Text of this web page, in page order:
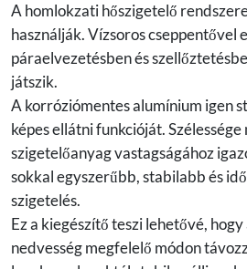
A homlokzati hőszigetelő
használják. Vízsoros cseppentővel
páraelvezetésben és
játszik.
A korróziómentes alumínium igen
képes ellátni funkcióját. Szélessége
szigetelőanyag vastagságához
sokkal egyszerűbb, stabilabb és
szigetelés.
Ez a kiegészítő teszi lehetővé,
nedvesség megfelelő módon